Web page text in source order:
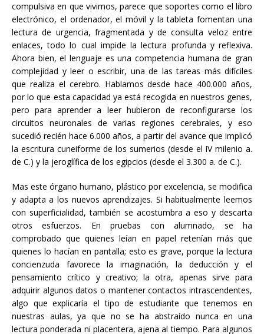
compulsiva en que vivimos, parece que soportes como el libro
electrónico, el ordenador, el móvil y la tableta fomentan una
lectura de urgencia, fragmentada y de consulta veloz entre
enlaces, todo lo cual impide la lectura profunda y reflexiva.
Ahora bien, el lenguaje es una competencia humana de gran
complejidad y leer o escribir, una de las tareas más difíciles
que realiza el cerebro. Hablamos desde hace 400.000 años,
por lo que esta capacidad ya está recogida en nuestros genes,
pero para aprender a leer hubieron de reconfigurarse los
circuitos neuronales de varias regiones cerebrales, y eso
sucedió recién hace 6.000 años, a partir del avance que implicó
la escritura cuneiforme de los sumerios (desde el IV milenio a.
de C.) y la jeroglífica de los egipcios (desde el 3.300 a. de C.).
Mas este órgano humano, plástico por excelencia, se modifica
y adapta a los nuevos aprendizajes. Si habitualmente leemos
con superficialidad, también se acostumbra a eso y descarta
otros esfuerzos. En pruebas con alumnado, se ha
comprobado que quienes leían en papel retenían más que
quienes lo hacían en pantalla; esto es grave, porque la lectura
concienzuda favorece la imaginación, la deducción y el
pensamiento crítico y creativo; la otra, apenas sirve para
adquirir algunos datos o mantener contactos intrascendentes,
algo que explicaría el tipo de estudiante que tenemos en
nuestras aulas, ya que no se ha abstraído nunca en una
lectura ponderada ni placentera, ajena al tiempo. Para algunos